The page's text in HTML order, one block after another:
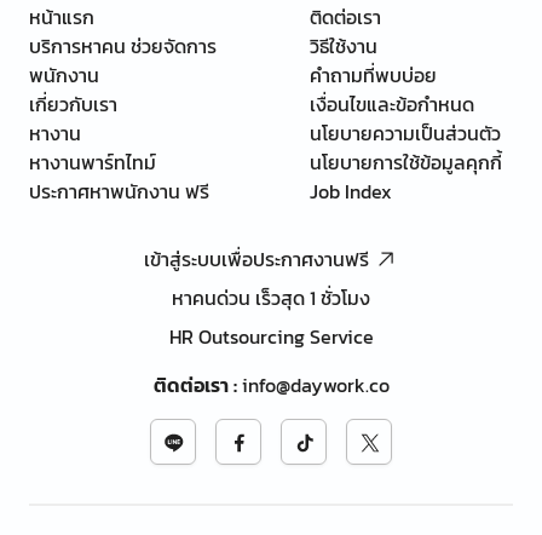
หน้าแรก
บริการหาคน ช่วยจัดการ
พนักงาน
เกี่ยวกับเรา
หางาน
หางานพาร์ทไทม์
ประกาศหาพนักงาน ฟรี
ติดต่อเรา
วิธีใช้งาน
คำถามที่พบบ่อย
เงื่อนไขและข้อกำหนด
นโยบายความเป็นส่วนตัว
นโยบายการใช้ข้อมูลคุกกี้
Job Index
เข้าสู่ระบบเพื่อประกาศงานฟรี
หาคนด่วน เร็วสุด 1 ชั่วโมง
HR Outsourcing Service
ติดต่อเรา:info@daywork.co